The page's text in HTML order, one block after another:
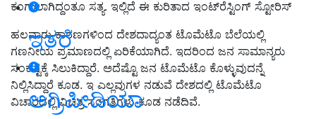
ಇತರೆ
ಅಗ್ರಿಪೀಡಿಯಾ
ಕಂಗಾಲಾಗಿದ್ದಂತೂ ಸತ್ಯ. ಇಲ್ಲಿದೆ ಈ ಕುರಿತಾದ ಇಂಟ್‌ರೆಸ್ಟಿಂಗ್‌ ಸ್ಟೋರಿಸ್‌
ಹಲವಾರು ಕಾರಣಗಳಿಂದ ದೇಶದಾದ್ಯಂತ ಟೊಮೆಟೊ ಬೆಲೆಯಲ್ಲಿ
ಗಣನೀಯ ಪ್ರಮಾಣದಲ್ಲಿ ಏರಿಕೆಯಾಗಿದೆ. ಇದರಿಂದ ಜನ ಸಾಮಾನ್ಯರು
ಸಂಕಷ್ಟಕ್ಕೆ ಸಿಲುಕಿದ್ದಾರೆ. ಅದೆಷ್ಟೊ ಜನ ಟೊಮೆಟೊ ಕೊಳ್ಳುವುದನ್ನೆ
ನಿಲ್ಲಿಸಿದ್ದಾರೆ ಕೂಡ. ಇ ಎಲ್ಲವುಗಳ ನಡುವೆ ದೇಶದಲ್ಲಿ ಟೊಮೆಟೊ
ವಿಚಾರದಲ್ಲಿ ವಿಚಿತ್ರ ಸಂಗತಿಗಳು ಕೂಡ ನಡೆದಿವೆ.